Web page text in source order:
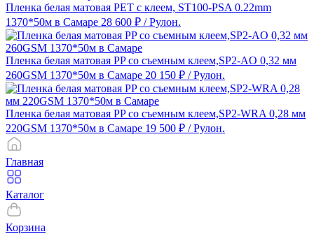
Пленка белая матовая PET с клеем, ST100-PSA 0.22mm
1370*50м в Самаре 28 600 ₽ / Рулон.
Пленка белая матовая PP со съемным клеем,SP2-AO 0,32 мм
260GSM 1370*50м в Самаре 20 150 ₽ / Рулон.
Пленка белая матовая PP со съемным клеем,SP2-WRA 0,28 мм
220GSM 1370*50м в Самаре 19 500 ₽ / Рулон.
Главная
Каталог
Корзина